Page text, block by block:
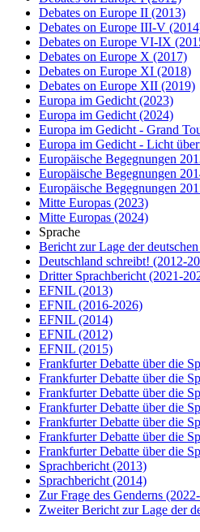
Debates on Europe II (2013)
Debates on Europe III-V
Debates on Europe VI-IX
Debates on Europe X (2017)
Debates on Europe XI (2018)
Debates on Europe XII (2019)
Europa im Gedicht (2023)
Europa im Gedicht (2024)
Europa im Gedicht - Grand
Europa im Gedicht - Licht
Europäische Begegnungen
Europäische Begegnungen
Europäische Begegnungen
Mitte Europas (2023)
Mitte Europas (2024)
Sprache
Bericht zur Lage der
Deutschland schreibt! (2012-
Dritter Sprachbericht (2021-
EFNIL (2013)
EFNIL (2016-2026)
EFNIL (2014)
EFNIL (2012)
EFNIL (2015)
Frankfurter Debatte über die
Frankfurter Debatte über die
Frankfurter Debatte über die
Frankfurter Debatte über die
Frankfurter Debatte über die
Frankfurter Debatte über die
Frankfurter Debatte über die
Sprachbericht (2013)
Sprachbericht (2014)
Zur Frage des Genderns
Zweiter Bericht zur Lage der